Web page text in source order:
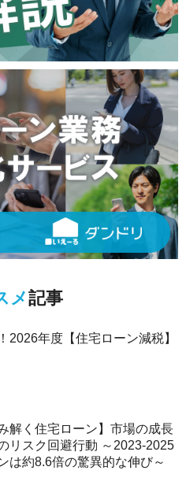
メ記事
2026年度【住宅ローン減税】
解く住宅ローン】市場の成長
リスク回避行動 ～2023-2025
は約8.6倍の驚異的な伸び～